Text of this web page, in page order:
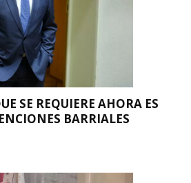
SE REQUIERE AHORA ES
BARRIALES